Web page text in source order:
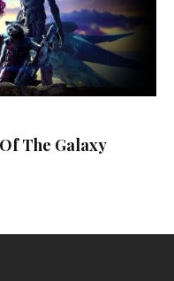
The Galaxy